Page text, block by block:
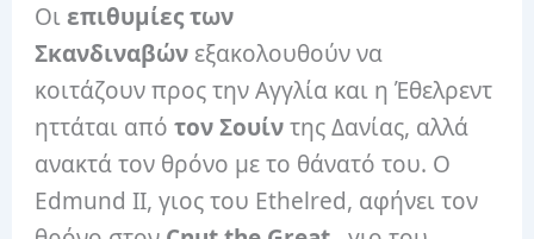
Οιεπιθυμίες των
Σκανδιναβών εξακολουθούν να
κοιτάζουν προς την Αγγλία και η Έθελρεντ
ηττάται απότον Σουίντης Δανίας, αλλά
ανακτά τον θρόνο με το θάνατό του. Ο
Edmund II, γιος του Ethelred, αφήνει τον